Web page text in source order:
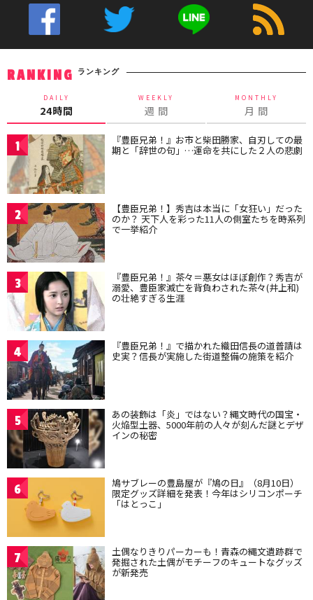
RANKING ランキング
DAILY
24時間
WEEKLY
週 間
MONTHLY
月 間
1 『豊臣兄弟！』お市と柴田勝家、自刃しての最
期と「辞世の句」…運命を共にした２人の悲劇
2 【豊臣兄弟！】秀吉は本当に「女狂い」だった
のか？ 天下人を彩った11人の側室たちを時系列
で一挙紹介
3 『豊臣兄弟！』茶々＝悪女はほぼ創作？秀吉が
溺愛、豊臣家滅亡を背負わされた茶々(井上和)
の壮絶すぎる生涯
4 『豊臣兄弟！』で描かれた織田信長の道普請は
史実？信長が実施した街道整備の施策を紹介
5 あの装飾は「炎」ではない？縄文時代の国宝・
火焔型土器、5000年前の人々が刻んだ謎とデザ
インの秘密
6 鳩サブレーの豊島屋が『鳩の日』（8月10日）
限定グッズ詳細を発表！今年はシリコンポーチ
「はとっこ」
7 土偶なりきりパーカーも！青森の縄文遺跡群で
発掘された土偶がモチーフのキュートなグッズ
が新発売